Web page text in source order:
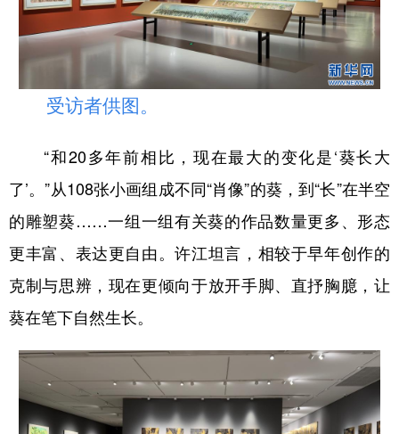
受访者供图。
“和20多年前相比，现在最大的变化是‘葵长大
了’。”从108张小画组成不同“肖像”的葵，到“长”在半空
的雕塑葵……一组一组有关葵的作品数量更多、形态
更丰富、表达更自由。许江坦言，相较于早年创作的
克制与思辨，现在更倾向于放开手脚、直抒胸臆，让
葵在笔下自然生长。